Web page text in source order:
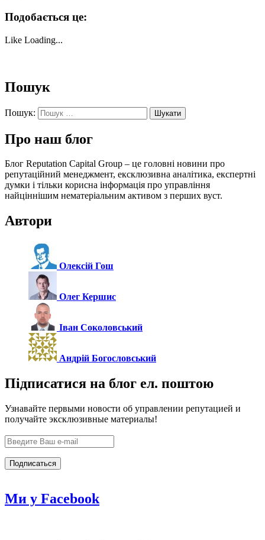
Подобається це:
Like Loading...
Пошук
Пошук:
Про наш блог
Блог Reputation Capital Group – це головні новини про
репутаційний менеджмент, ексклюзивна аналітика, експертні
думки і тільки корисна інформація про управління
найціннішим нематеріальним активом з перших вуст.
Автори
Олексій Гош
Олег Кершис
Іван Соколовський
Андрій Богословський
Підписатися на блог ел. поштою
Узнавайте первыми новости об управлении репутацией и
получайте эксклюзивные материалы!
Ми у Facebook